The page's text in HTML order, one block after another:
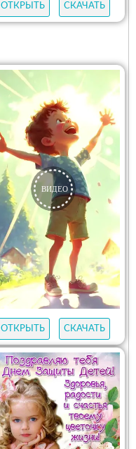
ОТКРЫТЬ СКАЧАТЬ
ОТКРЫТЬ СКАЧАТЬ